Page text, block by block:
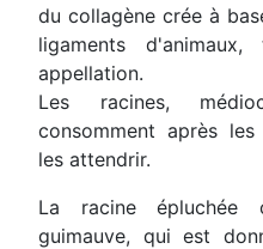
du collagène crée à
ligaments
appellation.
Les racines,
consomment après
les attendrir.
La racine
guimauve, qui est